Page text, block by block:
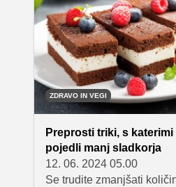
ZDRAVO IN VEGI
Preprosti triki, s
pojedli manj sladkorja
12. 06. 2024 05.00
Se trudite zmanjšati